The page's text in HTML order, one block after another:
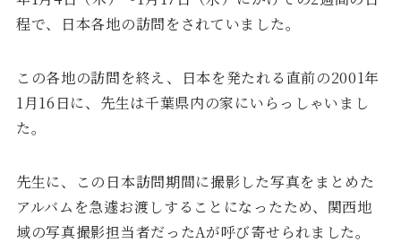
程で、日本各地の訪問をされていました。
この各地の訪問を終え、日本を発たれる直前の2001年
1月16日に、先生は千葉県内の家にいらっしゃいまし
た。
先生に、この日本訪問期間に撮影した写真をまとめた
アルバムを急遽お渡しすることになったため、関西地
域の写真撮影担当者だったAが呼び寄せられました。